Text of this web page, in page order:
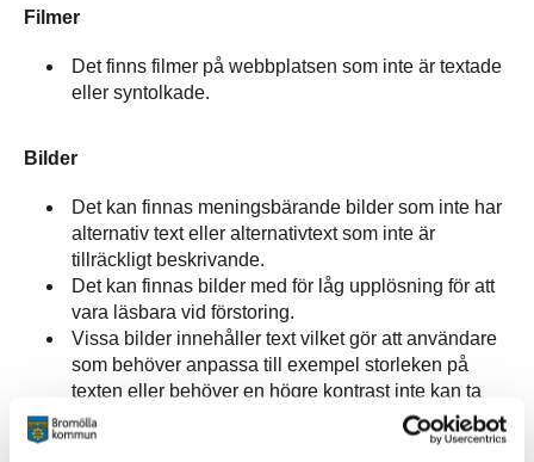
Filmer
Det finns filmer på webbplatsen som inte är textade
eller syntolkade.
Bilder
Det kan finnas meningsbärande bilder som inte har
alternativ text eller alternativtext som inte är
tillräckligt beskrivande.
Det kan finnas bilder med för låg upplösning för att
vara läsbara vid förstoring.
Vissa bilder innehåller text vilket gör att användare
som behöver anpassa till exempel storleken på
texten eller behöver en högre kontrast inte kan ta
del av innehållet.